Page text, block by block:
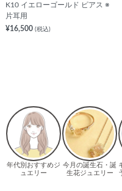
K10 イエローゴールド ピアス ※
片耳用
¥16,500 (税込)